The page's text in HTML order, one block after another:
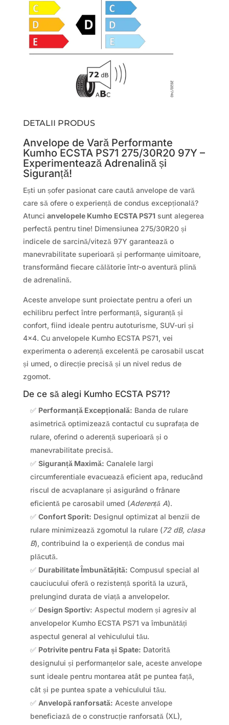
DETALII PRODUS
Anvelope de Vară Performante
Kumho ECSTA PS71 275/30R20 97Y –
Experimentează Adrenalină și
Siguranță!
Ești un șofer pasionat care caută anvelope de vară
care să ofere o experiență de condus excepțională?
Atunci anvelopele Kumho ECSTA PS71 sunt alegerea
perfectă pentru tine! Dimensiunea 275/30R20 și
indicele de sarcină/viteză 97Y garantează o
manevrabilitate superioară și performanțe uimitoare,
transformând fiecare călătorie într-o aventură plină
de adrenalină.
Aceste anvelope sunt proiectate pentru a oferi un
echilibru perfect între performanță, siguranță și
confort, fiind ideale pentru autoturisme, SUV-uri și
4×4. Cu anvelopele Kumho ECSTA PS71, vei
experimenta o aderență excelentă pe carosabil uscat
și umed, o direcție precisă și un nivel redus de
zgomot.
De ce să alegi Kumho ECSTA PS71?
✅ Performanță Excepțională: Banda de rulare
asimetrică optimizează contactul cu suprafața de
rulare, oferind o aderență superioară și o
manevrabilitate precisă.
✅ Siguranță Maximă: Canalele largi
circumferentiale evacuează eficient apa, reducând
riscul de acvaplanare și asigurând o frânare
eficientă pe carosabil umed (Aderență A).
✅ Confort Sporit: Designul optimizat al benzii de
rulare minimizează zgomotul la rulare (72 dB, clasa
B), contribuind la o experiență de condus mai
plăcută.
✅ Durabilitate Îmbunătățită: Compusul special al
cauciucului oferă o rezistență sporită la uzură,
prelungind durata de viață a anvelopelor.
✅ Design Sportiv: Aspectul modern și agresiv al
anvelopelor Kumho ECSTA PS71 va îmbunătăți
aspectul general al vehiculului tău.
✅ Potrivite pentru Fata și Spate: Datorită
designului și performanțelor sale, aceste anvelope
sunt ideale pentru montarea atât pe puntea față,
cât și pe puntea spate a vehiculului tău.
✅ Anvelopă ranforsată: Aceste anvelope
beneficiază de o construcție ranforsată (XL),